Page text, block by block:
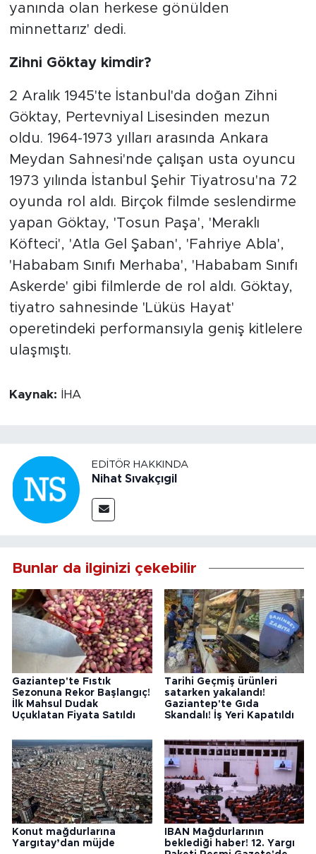
yanında olan herkese gönülden
minnettarız' dedi.
Zihni Göktay kimdir?
2 Aralık 1945'te İstanbul'da doğan Zihni
Göktay, Pertevniyal Lisesinden mezun
oldu. 1964-1973 yılları arasında Ankara
Meydan Sahnesi'nde çalışan usta oyuncu
1973 yılında İstanbul Şehir Tiyatrosu'na 72
oyunda rol aldı. Birçok filmde seslendirme
yapan Göktay, 'Tosun Paşa', 'Meraklı
Köfteci', 'Atla Gel Şaban', 'Fahriye Abla',
'Hababam Sınıfı Merhaba', 'Hababam Sınıfı
Askerde' gibi filmlerde de rol aldı. Göktay,
tiyatro sahnesinde 'Lüküs Hayat'
operetindeki performansıyla geniş kitlelere
ulaşmıştı.
Kaynak: İHA
EDITÖR HAKKINDA
Nihat Sıvakçıgil
Bunlar da ilginizi çekebilir
Gaziantep'te Fıstık
Sezonuna Rekor Başlangıç!
İlk Mahsul Dudak
Uçuklatan Fiyata Satıldı
Tarihi Geçmiş ürünleri
satarken yakalandı!
Gaziantep'te Gıda
Skandalı! İş Yeri Kapatıldı
Konut mağdurlarına
Yargıtay’dan müjde
IBAN Mağdurlarının
beklediği haber! 12. Yargı